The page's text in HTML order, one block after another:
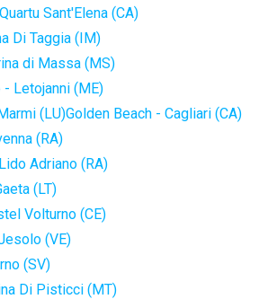
Sant'Elena (CA)
Di Taggia (IM)
di Massa (MS)
- Letojanni (ME)
(LU)Golden Beach - Cagliari (CA)
(RA)
Adriano (RA)
(LT)
Volturno (CE)
(VE)
(SV)
Di Pisticci (MT)